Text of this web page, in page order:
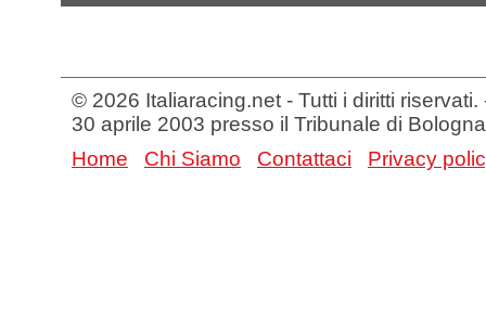
© 2026 Italiaracing.net - Tutti i diritti
30 aprile 2003 presso il Tribunale di Bologna
Home
Chi Siamo Contattaci Privacy